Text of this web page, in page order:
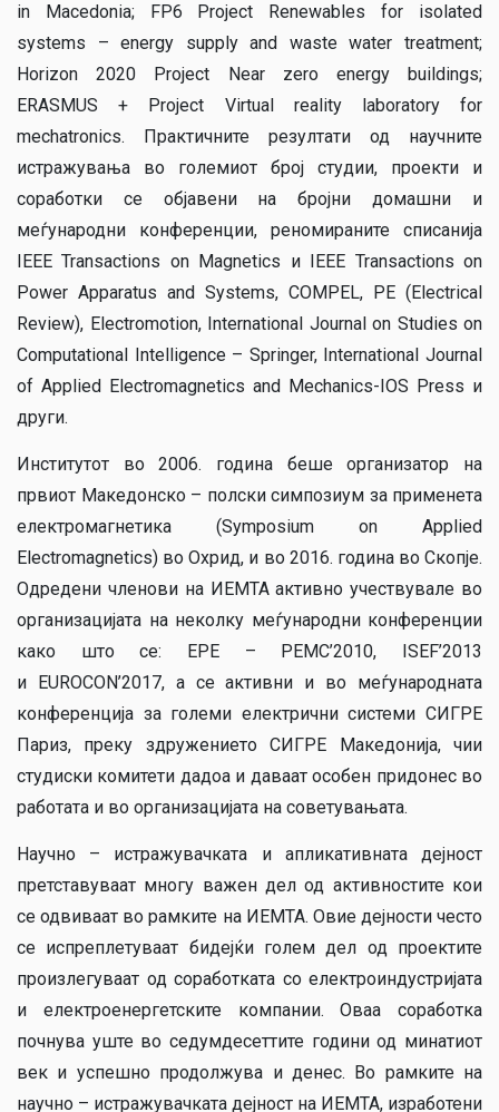
in Macedonia; FP6 Project Renewables for isolated
systems – energy supply and waste water treatment;
Horizon 2020 Project Near zero energy buildings;
ERASMUS + Project Virtual reality laboratory for
mechatronics. Практичните резултати од научните
истражувања во големиот број студии, проекти и
соработки се објавени на бројни домашни и
меѓународни конференции, реномираните списанија
IEEE Transactions on Magnetics и IEEE Transactions on
Power Apparatus and Systems, COMPEL, PE (Electrical
Review), Electromotion, International Journal on Studies on
Computational Intelligence – Springer, International Journal
of Applied Electromagnetics and Mechanics-IOS Press и
други.
Институтот во 2006. година беше организатор на
првиот Македонско – полски симпозиум за применета
електромагнетика (Symposium on Applied
Electromagnetics) во Охрид, и во 2016. година во Скопје.
Одредени членови на ИЕМТА активно учествувале во
организацијата на неколку меѓународни конференции
како што се: EPE – PEMC’2010, ISEF’2013
и EUROCON’2017, а се активни и во меѓународната
конференција за големи електрични системи СИГРЕ
Париз, преку здружението СИГРЕ Македонија, чии
студиски комитети дадоа и даваат особен придонес во
работата и во организацијата на советувањата.
Научно – истражувачката и апликативната дејност
претставуваат многу важен дел од активностите кои
се одвиваат во рамките на ИЕМТА. Овие дејности често
се испреплетуваат бидејќи голем дел од проектите
произлегуваат од соработката со електроиндустријата
и електроенергетските компании. Оваа соработка
почнува уште во седумдесеттите години од минатиот
век и успешно продолжува и денес. Во рамките на
научно – истражувачката дејност на ИЕМТА, изработени